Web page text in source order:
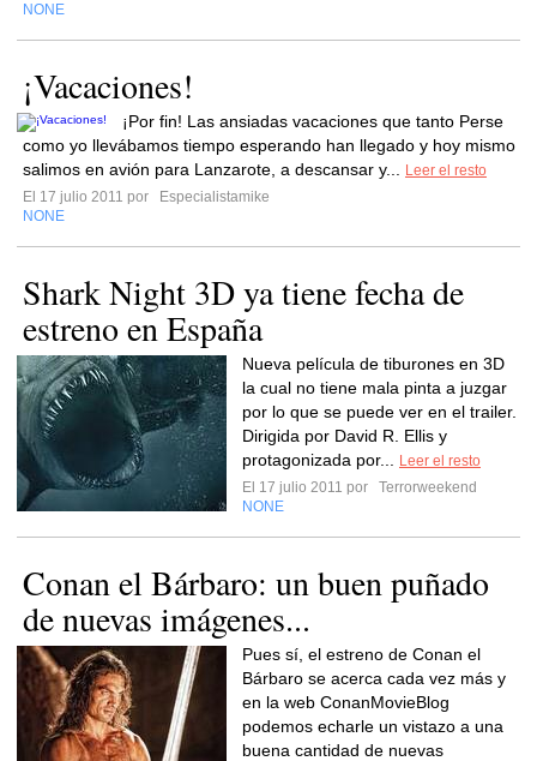
NONE
¡Vacaciones!
¡Por fin! Las ansiadas vacaciones que tanto Perse
como yo llevábamos tiempo esperando han llegado y hoy mismo
salimos en avión para Lanzarote, a descansar y...
Leer el resto
El 17 julio 2011 por
Especialistamike
NONE
Shark Night 3D ya tiene fecha de
estreno en España
Nueva película de tiburones en 3D
la cual no tiene mala pinta a juzgar
por lo que se puede ver en el trailer.
Dirigida por David R. Ellis y
protagonizada por...
Leer el resto
El 17 julio 2011 por
Terrorweekend
NONE
Conan el Bárbaro: un buen puñado
de nuevas imágenes...
Pues sí, el estreno de Conan el
Bárbaro se acerca cada vez más y
en la web ConanMovieBlog
podemos echarle un vistazo a una
buena cantidad de nuevas